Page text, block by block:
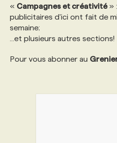
« Campagnes et créativité»
publicitaires d'ici ont fait de
semaine;
...et plusieurs autres sections!
Pour vous abonner au